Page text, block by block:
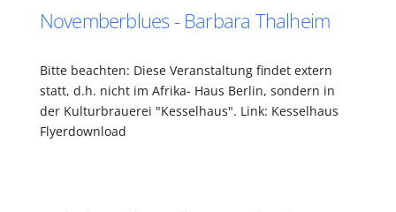
Novemberblues - Barbara Thalheim
Bitte beachten: Diese Veranstaltung findet extern
statt, d.h. nicht im Afrika- Haus Berlin, sondern in
der Kulturbrauerei "Kesselhaus". Link: Kesselhaus
Flyerdownload